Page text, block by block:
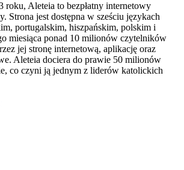
Aleteia to bezpłatny internetowy
Strona jest dostępna w sześciu językach
portugalskim, hiszpańskim, polskim i
miesiąca ponad 10 milionów czytelników
jej stronę internetową, aplikację oraz
Aleteia dociera do prawie 50 milionów
co czyni ją jednym z liderów katolickich